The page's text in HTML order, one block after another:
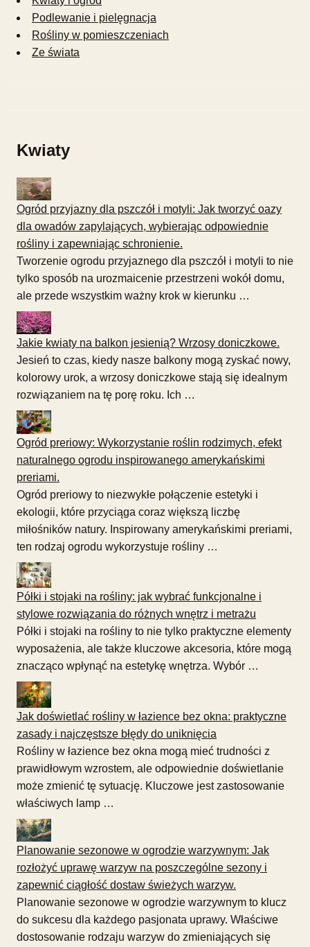
Podlewanie i pielęgnacja
Rośliny w pomieszczeniach
Ze świata
Kwiaty
Ogród przyjazny dla pszczół i motyli: Jak tworzyć oazy
dla owadów zapylających, wybierając odpowiednie
rośliny i zapewniając schronienie.
Tworzenie ogrodu przyjaznego dla pszczół i motyli to nie
tylko sposób na urozmaicenie przestrzeni wokół domu,
ale przede wszystkim ważny krok w kierunku …
Jakie kwiaty na balkon jesienią? Wrzosy doniczkowe.
Jesień to czas, kiedy nasze balkony mogą zyskać nowy,
kolorowy urok, a wrzosy doniczkowe stają się idealnym
rozwiązaniem na tę porę roku. Ich …
Ogród preriowy: Wykorzystanie roślin rodzimych, efekt
naturalnego ogrodu inspirowanego amerykańskimi
preriami.
Ogród preriowy to niezwykłe połączenie estetyki i
ekologii, które przyciąga coraz większą liczbę
miłośników natury. Inspirowany amerykańskimi preriami,
ten rodzaj ogrodu wykorzystuje rośliny …
Półki i stojaki na rośliny: jak wybrać funkcjonalne i
stylowe rozwiązania do różnych wnętrz i metrażu
Półki i stojaki na rośliny to nie tylko praktyczne elementy
wyposażenia, ale także kluczowe akcesoria, które mogą
znacząco wpłynąć na estetykę wnętrza. Wybór …
Jak doświetlać rośliny w łazience bez okna: praktyczne
zasady i najczęstsze błędy do uniknięcia
Rośliny w łazience bez okna mogą mieć trudności z
prawidłowym wzrostem, ale odpowiednie doświetlanie
może zmienić tę sytuację. Kluczowe jest zastosowanie
właściwych lamp …
Planowanie sezonowe w ogrodzie warzywnym: Jak
rozłożyć uprawę warzyw na poszczególne sezony i
zapewnić ciągłość dostaw świeżych warzyw.
Planowanie sezonowe w ogrodzie warzywnym to klucz
do sukcesu dla każdego pasjonata uprawy. Właściwe
dostosowanie rodzaju warzyw do zmieniających się